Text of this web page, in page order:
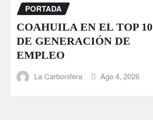
PORTADA
COAHUILA EN EL TOP 10
DE GENERACIÓN DE
EMPLEO
La Carbonifera Ago 4, 2026